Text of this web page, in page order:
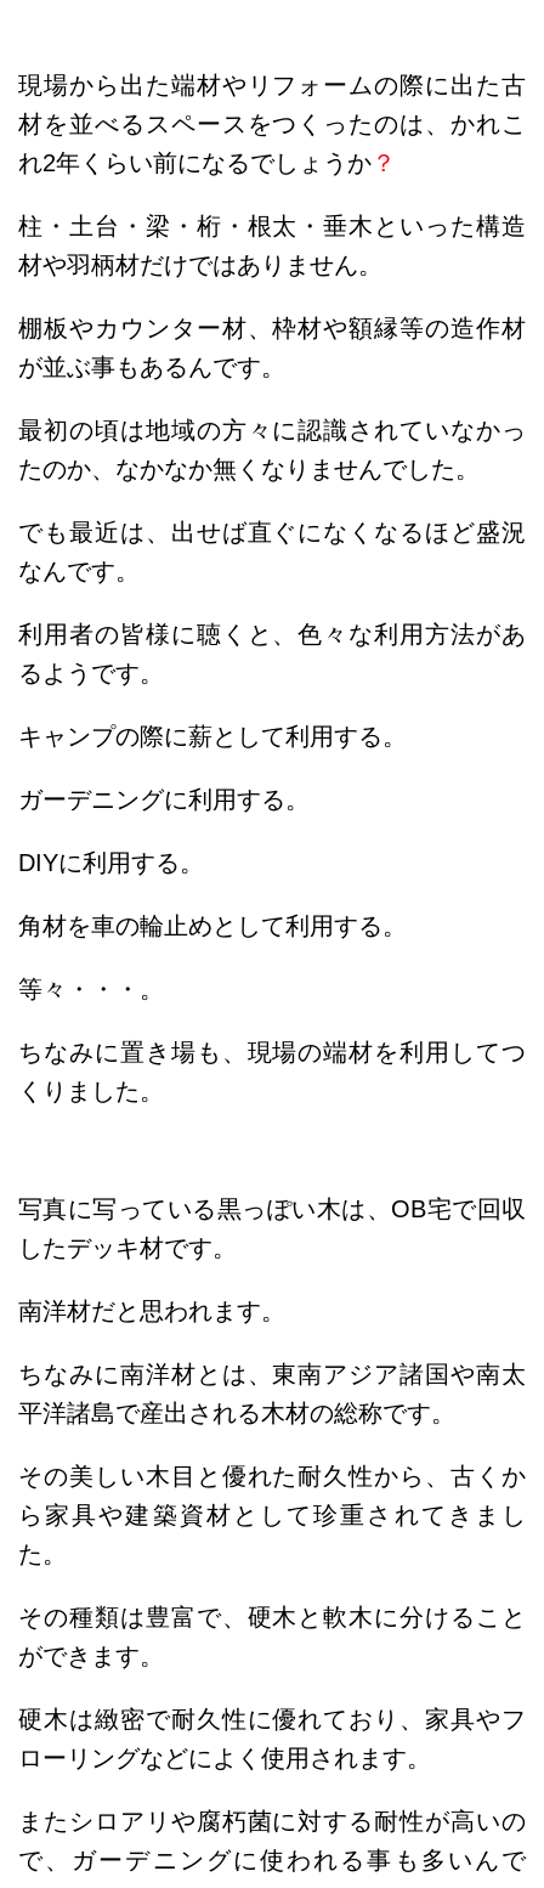
現場から出た端材やリフォームの際に出た古
材を並べるスペースをつくったのは、かれこ
れ2年くらい前になるでしょうか ？
柱・土台・梁・桁・根太・垂木といった構造
材や羽柄材だけではありません。
棚板やカウンター材、枠材や額縁等の造作材
が並ぶ事もあるんです。
最初の頃は地域の方々に認識されていなかっ
たのか、なかなか無くなりませんでした。
でも最近は、出せば直ぐになくなるほど盛況
なんです。
利用者の皆様に聴くと、色々な利用方法があ
るようです。
キャンプの際に薪として利用する。
ガーデニングに利用する。
DIYに利用する。
角材を車の輪止めとして利用する。
等々・・・。
ちなみに置き場も、現場の端材を利用してつ
くりました。
写真に写っている黒っぽい木は、OB宅で回収
したデッキ材です。
南洋材だと思われます。
ちなみに南洋材とは 、東南アジア諸国や南太
平洋諸島で産出される木材の総称です。
その美しい木目と優れた耐久性から、古くか
ら家具や建築資材として珍重されてきまし
た。
その種類は豊富で、 硬木と軟木に分けること
ができます。
硬木は緻密で耐久性に優れており、家具やフ
ローリングなどによく使用されます。
またシロアリや腐朽菌に対する耐性が高いの
で、ガーデニングに使われる事も多いんで